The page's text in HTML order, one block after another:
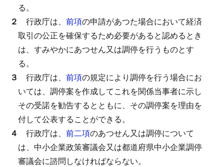
る。
２ 行政庁は、 前項の申請があつた場合において経済
取引の公正を確保するため必要があると認めるとき
は、すみやかにあつせん又は調停を行うものとす
る。
３ 行政庁は、 前項の規定により調停を行う場合にお
いては、調停案を作成してこれを関係当事者に示し
その受諾を勧告するとともに、その調停案を理由を
付して公表することができる。
４ 行政庁は、 前二項のあつせん又は調停について
は、中小企業政策審議会又は都道府県中小企業調停
審議会に諮問しなければならない。